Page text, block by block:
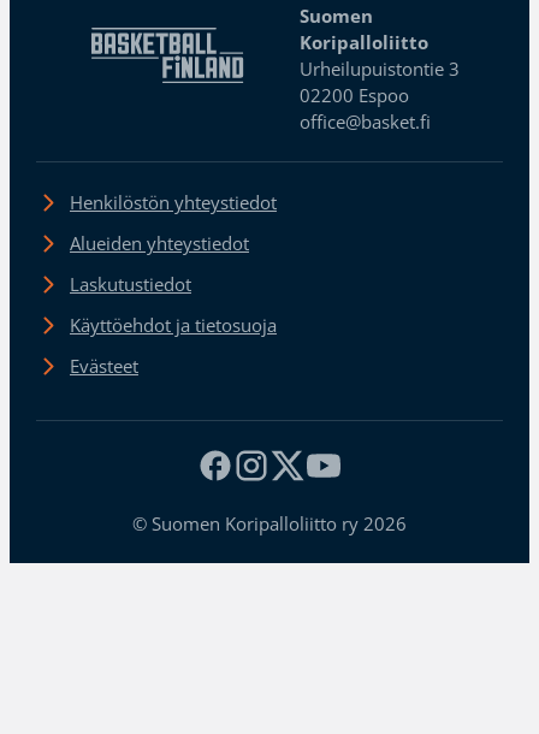
Suomen
Koripalloliitto
Urheilupuistontie 3
02200 Espoo
office@basket.fi
Henkilöstön yhteystiedot
Alueiden yhteystiedot
Laskutustiedot
Käyttöehdot ja tietosuoja
Evästeet
© Suomen Koripalloliitto ry 2026